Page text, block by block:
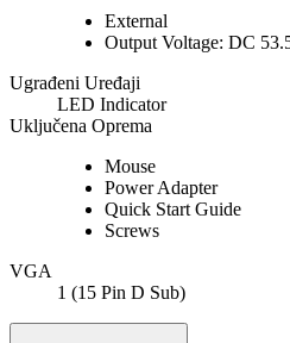
External
Output Voltage: DC
Ugrađeni Uređaji
LED Indicator
Uključena Oprema
Mouse
Power Adapter
Quick Start Guide
Screws
VGA
1 (15 Pin D Sub)